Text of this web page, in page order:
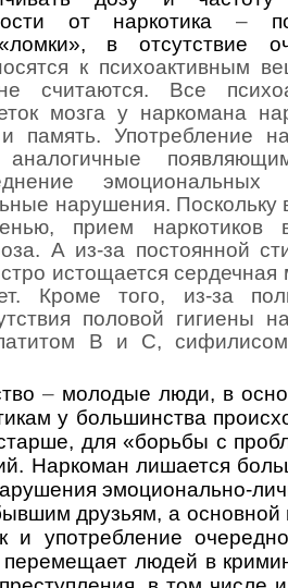
от наркотика–
в отсутствие
к психоактивным
считаются. Все
мозга у наркомана
память. Употребление
эмоциональных
нарушения. Поскольку
прием наркотиков
А из-за постоянной
истощается
Кроме того, из-за
половой гигиены
В и С,
– молодые люди, в
у большинства
для «борьбы с
Наркоман лишается
эмоционально-
друзьям, а основной
и употребление
перемещает людей в